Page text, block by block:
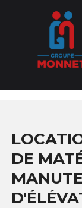
NOS
NOS SERVICES
DE